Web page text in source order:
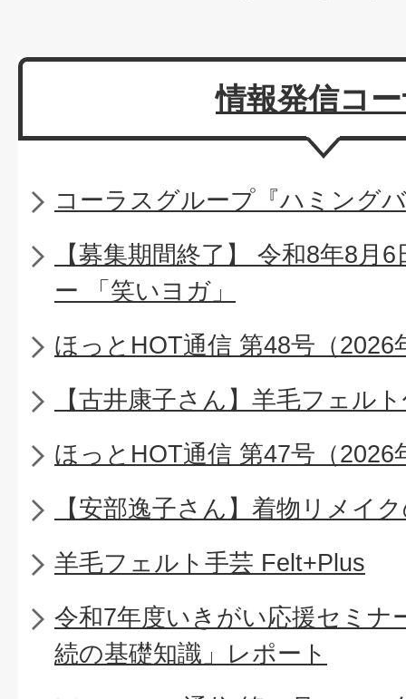
情報発信コ
コーラスグループ『ハミング
【募集期間終了】 令和8年8月
ー 「笑いヨガ」
ほっとHOT通信 第48号（2026
【古井康子さん】羊毛フェル
ほっとHOT通信 第47号（2026
【安部逸子さん】着物リメイ
羊毛フェルト手芸 Felt+Plus
令和7年度いきがい応援セミナ
続の基礎知識」レポート